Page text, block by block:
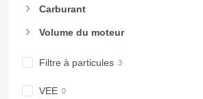
Carburant
Volume du moteur
Filtre à particules
VEE